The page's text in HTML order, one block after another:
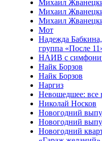
Михаил
Михаил
Михаил
Мот
Надежда Бабкина,
группа «После
НАИВ с
Найк Борзов
Найк Борзов
Наргиз
Невошедшее: все
Николай Носков
Новогодний
Новогодний
Новогодний